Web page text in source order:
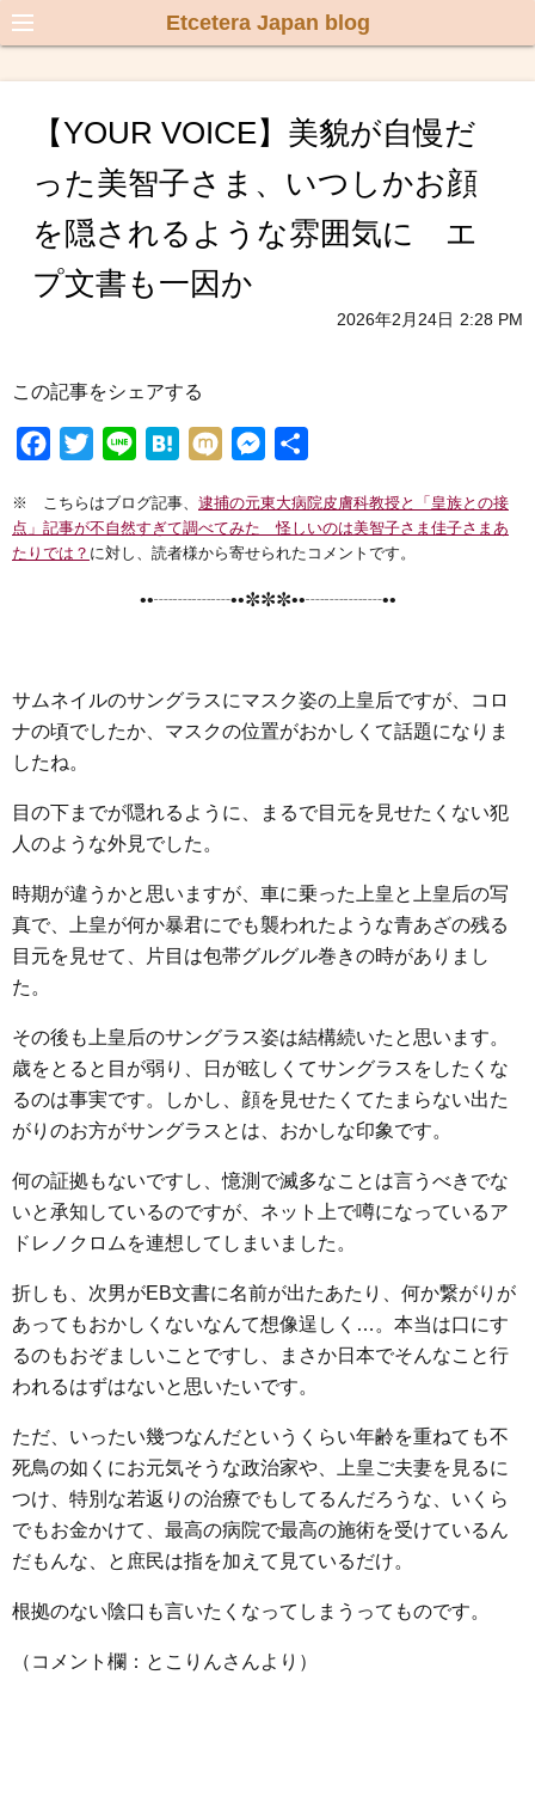
Etcetera Japan blog
【YOUR VOICE】美貌が自慢だ
った美智子さま、いつしかお顔
を隠されるような雰囲気に エ
プ文書も一因か
2026年2月24日 2:28 PM
この記事をシェアする
c
e
i
t
n
e
H
t
e
M
x
s
s
n
r
※ こちらはブログ記事、 逮捕の元東大病院皮膚科教授と「皇族との接
点」記事が不自然すぎて調べてみた 怪しいのは美智子さま佳子さまあ
たりでは？ に対し、読者様から寄せられたコメントです。
••┈┈┈┈••✼✼✼••┈┈┈┈••
サムネイルのサングラスにマスク姿の上皇后ですが、コロ
ナの頃でしたか、マスクの位置がおかしくて話題になりま
したね。
目の下までが隠れるように、まるで目元を見せたくない犯
人のような外見でした。
時期が違うかと思いますが、車に乗った上皇と上皇后の写
真で、上皇が何か暴君にでも襲われたような青あざの残る
目元を見せて、片目は包帯グルグル巻きの時がありまし
た。
その後も上皇后のサングラス姿は結構続いたと思います。
歳をとると目が弱り、日が眩しくてサングラスをしたくな
るのは事実です。しかし、顔を見せたくてたまらない出た
がりのお方がサングラスとは、おかしな印象です。
何の証拠もないですし、憶測で滅多なことは言うべきでな
いと承知しているのですが、ネット上で噂になっているア
ドレノクロムを連想してしまいました。
折しも、次男がEB文書に名前が出たあたり、何か繋がりが
あってもおかしくないなんて想像逞しく…。本当は口にす
るのもおぞましいことですし、まさか日本でそんなこと行
われるはずはないと思いたいです。
ただ、いったい幾つなんだというくらい年齢を重ねても不
死鳥の如くにお元気そうな政治家や、上皇ご夫妻を見るに
つけ、特別な若返りの治療でもしてるんだろうな、いくら
でもお金かけて、最高の病院で最高の施術を受けているん
だもんな、と庶民は指を加えて見ているだけ。
根拠のない陰口も言いたくなってしまうってものです。
（コメント欄：とこりんさんより）